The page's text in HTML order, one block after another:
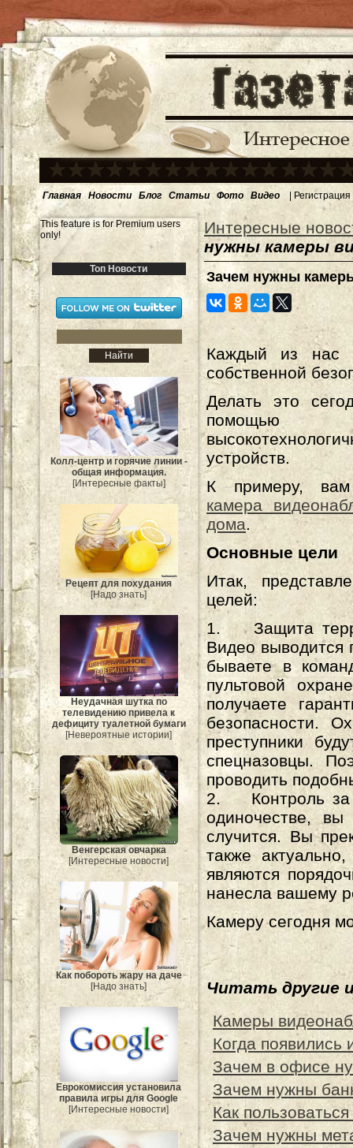
Главная Новости Блог Статьи Фото Видео | Регистрация
This feature is for Premium users
only!
Топ Новости
Колл-центр и горячие линии -
общая информация.
[Интересные факты]
Рецепт для похудания
[Надо знать]
Неудачная шутка по
телевидению привела к
дефициту туалетной бумаги
[Невероятные истории]
Венгерская овчарка
[Интересные новости]
Как побороть жару на даче
[Надо знать]
Еврокомиссия установила
правила игры для Google
[Интересные новости]
Интересные
нужны камеры
Зачем нужны
Каждый из нас
собственной
Делать это
помощью
устройств.
К примеру, вам
камера
дома.
Основные цели
Итак,
целей:
1. Защита
Видео выводится
бываете в
пультовой
получаете
безопасности.
преступники
спецназовцы.
проводить
2. Контроль за
одиночестве,
случится. Вы
также
являются
нанесла вашему
Камеру сегодня
Читать другие
Камеры
Когда появились
Зачем в офисе
Зачем нужны
Как
Зачем нужны